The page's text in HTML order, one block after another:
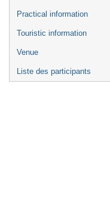
Practical information
Touristic information
Venue
Liste des participants